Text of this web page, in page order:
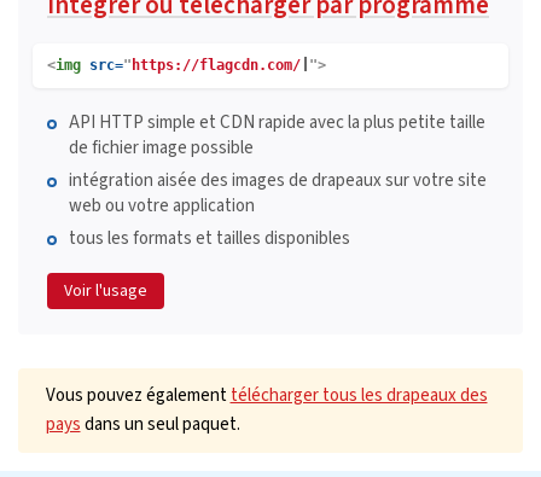
<img src=" https://flagcdn.com/ ">
API HTTP simple et CDN rapide avec la plus petite taille
de fichier image possible
intégration aisée des images de drapeaux sur votre site
web ou votre application
tous les formats et tailles disponibles
Voir l'usage
Vous pouvez égalementtélécharger tous les drapeaux des
paysdans un seul paquet.